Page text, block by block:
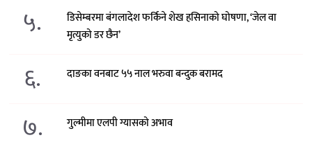
५.
डिसेम्बरमा बंगलादेश फर्किने शेख हसिनाको घोषणा, ‘जेल वा
मृत्युको डर छैन’
६. दाङका वनबाट ५५ नाल भरुवा बन्दुक बरामद
७. गुल्मीमा एलपी ग्यासको अभाव